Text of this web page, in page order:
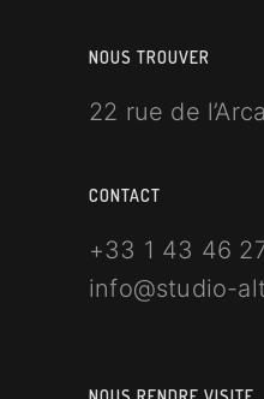
NOUS TROUVER
22 rue de
CONTACT
+33 1 43 46
info@studio-